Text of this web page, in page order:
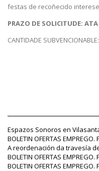
festas de recoñecido
PRAZO DE SOLICITUDE:
CANTIDADE
Espazos Sonoros en
BOLETIN OFERTAS
A reordenación da travesía
BOLETIN OFERTAS
BOLETIN OFERTAS